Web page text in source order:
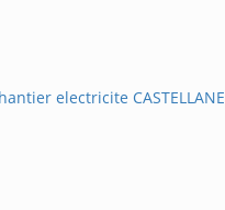
electricite CASTELLANE